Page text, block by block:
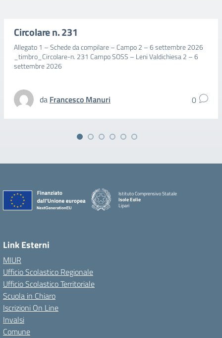
Circolare n. 231
Allegato 1 – Schede da compilare – Campo 2 – 6 settembre 2026
_timbro_Circolare-n. 231 Campo SOSS – Leni Valdichiesa 2 – 6
settembre 2026
da Francesco Manuri 0
Istituto Comprensivo Statale
Isole Eolie
Lipari
Link Esterni
MIUR
Ufficio Scolastico Regionale
Ufficio Scolastico Territoriale
Scuola in Chiaro
Iscrizioni On Line
Invalsi
Comune